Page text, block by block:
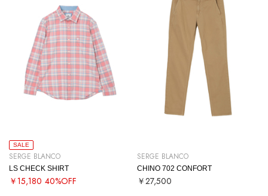
SALE
SERGE BLANCO
LS CHECK SHIRT
￥15,180 40%OFF
SERGE BLANCO
CHINO 702 CONFORT
￥27,500